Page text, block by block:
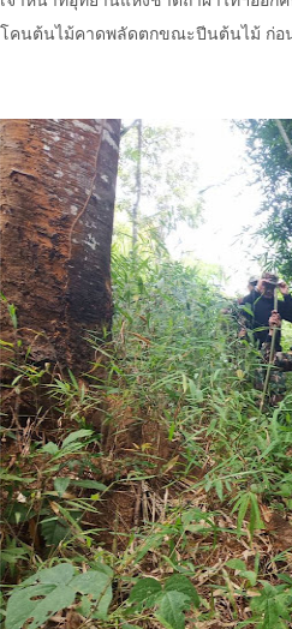
โคนต้นไม้คาดพลัดตกขณะปีนต้นไม้ ก่อ